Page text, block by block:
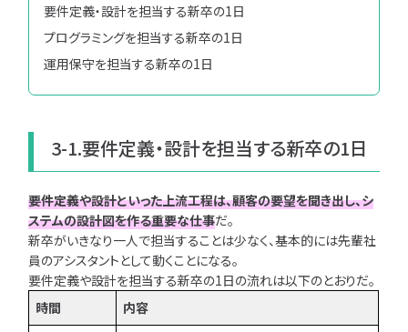
要件定義・設計を担当する新卒の1日
プログラミングを担当する新卒の1日
運用保守を担当する新卒の1日
3-1.要件定義・設計を担当する新卒の1日
要件定義や設計といった上流工程は、顧客の要望を聞き出し、シ
ステムの設計図を作る重要な仕事だ。
新卒がいきなり一人で担当することは少なく、基本的には先輩社
員のアシスタントとして動くことになる。
要件定義や設計を担当する新卒の1日の流れは以下のとおりだ。
時間
内容